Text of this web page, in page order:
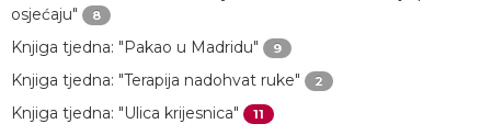
osjećaju"
8
Knjiga tjedna: "Pakao u Madridu" 9
Knjiga tjedna: "Terapija nadohvat ruke" 2
Knjiga tjedna: "Ulica krijesnica" 11